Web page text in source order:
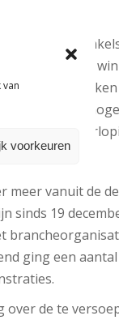
voorkeuren
voor
mogen voor
afspraak
verluidt
meer vanuit de
sinds 19
ging een
de te